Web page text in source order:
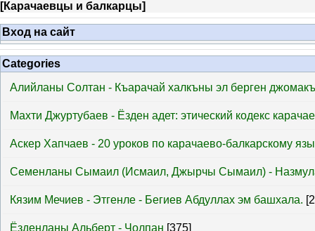
[Карачаевцы и балкарцы]
Вход на сайт
Categories
Алийланы Солтан - Къарачай халкъны эл берген
Махти Джуртубаев - Ёзден адет: этический кодекс
Аскер Хапчаев - 20 уроков по карачаево-балкарскому
Семенланы Сымаил (Исмаил, Джырчы Сымаил) -
Кязим Мечиев - Этгенле - Бегиев Абдуллах эм башхала.
Ёзденланы Альберт - Чолпан [375]